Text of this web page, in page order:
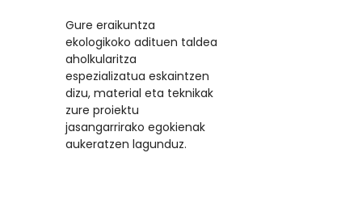
Gure eraikuntza
ekologikoko adituen taldea
aholkularitza
espezializatua eskaintzen
dizu, material eta teknikak
zure proiektu
jasangarrirako egokienak
aukeratzen lagunduz.